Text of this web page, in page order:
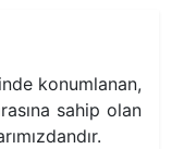
konumlanan,
sahip olan